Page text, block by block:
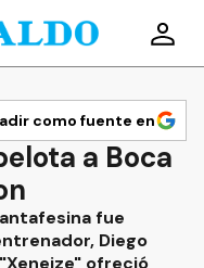
como fuente en
a Boca
fue
Diego
ofreció